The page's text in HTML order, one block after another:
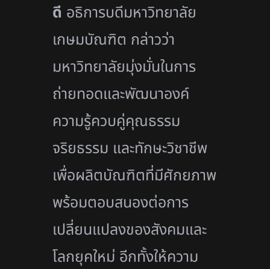
ดี อธิการบดีมหาวิทยาลัย
เกษมบัณฑิต กล่าวว่า
มหาวิทยาลัยมุ่งมั่นในการ
ถ่ายทอดและพัฒนาองค์
ความรู้ควบคู่คุณธรรม
จริยธรรม และทักษะวิชาชีพ
เพื่อผลิตบัณฑิตที่มีศักยภาพ
พร้อมตอบสนองต่อการ
เปลี่ยนแปลงของสังคมและ
โลกยุคใหม่ อีกทั้งให้ความ